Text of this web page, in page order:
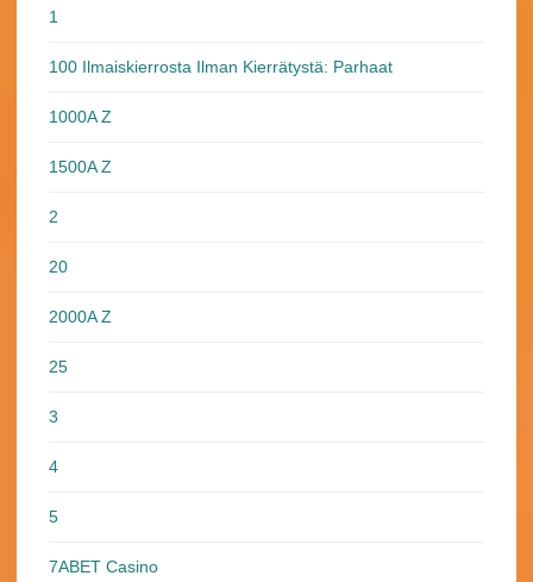
1
100 Ilmaiskierrosta Ilman Kierrätystä: Parhaat
1000A Z
1500A Z
2
20
2000A Z
25
3
4
5
7ABET Casino